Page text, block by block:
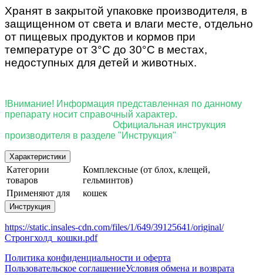
Хранят в закрытой упаковке производителя, в
защищенном от света и влаги месте, отдельно
от пищевых продуктов и кормов при
температуре от 3°С до 30°С в местах,
недоступных для детей и животных.
!Внимание! Информация представленная по данному
препарату носит справочный характер.
Официальная инструкция
производителя в разделе "Инструкция"
Характеристики
Категории
товаров
Комплексные (от блох, клещей,
гельминтов)
Применяют для
кошек
Инструкция
https://static.insales-cdn.com/files/1/649/39125641/original/
Стронгхолд_кошки.pdf
Политика конфиденциальности и оферта
Пользовательское соглашениеУсловия обмена и возврата